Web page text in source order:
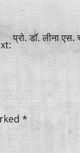
प्रो. डॉ. लीना
*